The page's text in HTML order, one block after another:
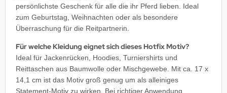
persönlichste Geschenk für alle die ihr Pferd lieben. Ideal
zum Geburtstag, Weihnachten oder als besondere
Überraschung für die Reitpartnerin.
Für welche Kleidung eignet sich dieses Hotfix Motiv?
Ideal für Jackenrücken, Hoodies, Turniershirts und
Reittaschen aus Baumwolle oder Mischgewebe. Mit ca. 17 x
14,1 cm ist das Motiv groß genug um als alleiniges
Statement-Motiv zu wirken. Bei richtiger Anwendung